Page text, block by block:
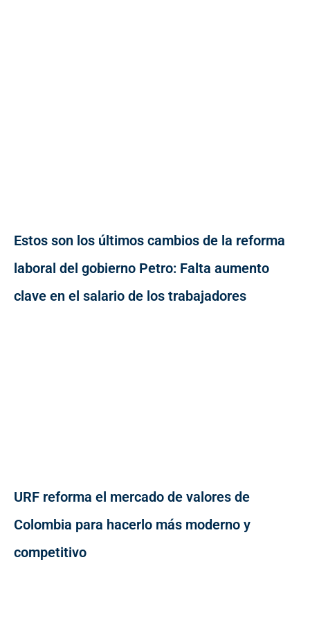
Estos son los últimos cambios de la reforma
laboral del gobierno Petro: Falta aumento
clave en el salario de los trabajadores
URF reforma el mercado de valores de
Colombia para hacerlo más moderno y
competitivo